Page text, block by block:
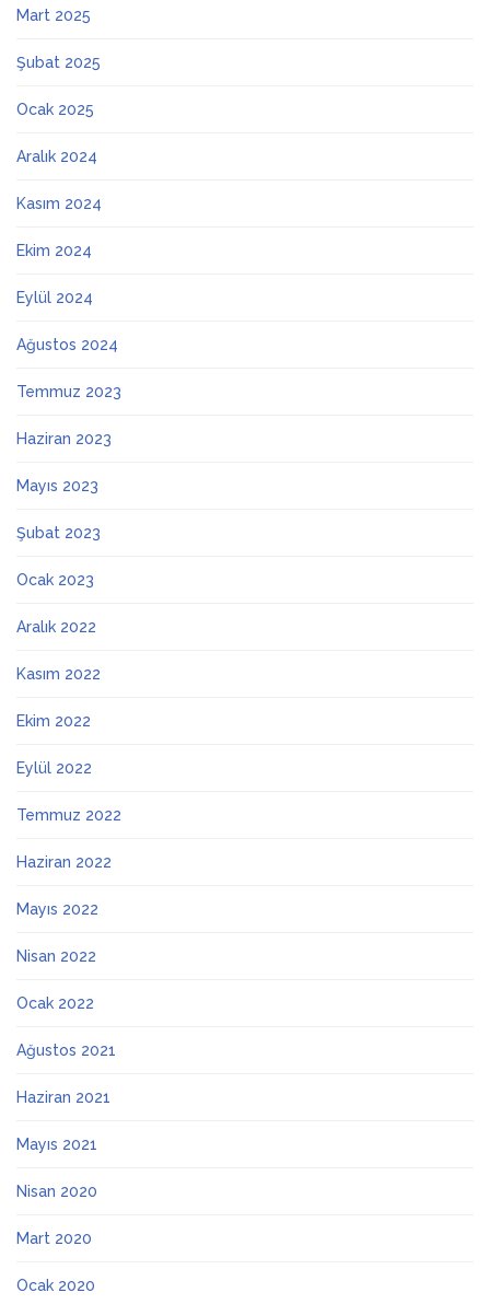
Mart 2025
Şubat 2025
Ocak 2025
Aralık 2024
Kasım 2024
Ekim 2024
Eylül 2024
Ağustos 2024
Temmuz 2023
Haziran 2023
Mayıs 2023
Şubat 2023
Ocak 2023
Aralık 2022
Kasım 2022
Ekim 2022
Eylül 2022
Temmuz 2022
Haziran 2022
Mayıs 2022
Nisan 2022
Ocak 2022
Ağustos 2021
Haziran 2021
Mayıs 2021
Nisan 2020
Mart 2020
Ocak 2020